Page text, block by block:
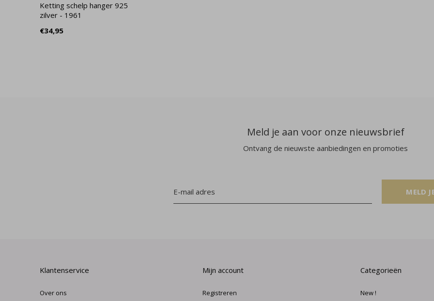
Ketting schelp hanger 925
zilver - 1961
€34,95
Meld je aan voor onze nieuwsbrief
Ontvang de nieuwste aanbiedingen en promoties
MELD
Klantenservice
Over ons
Mijn account
Registreren
Categorieën
New !